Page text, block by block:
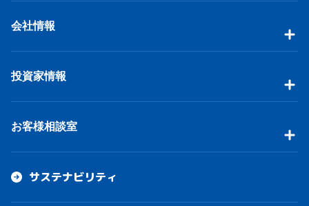
会社情報
投資家情報
お客様相談室
サステナビリティ